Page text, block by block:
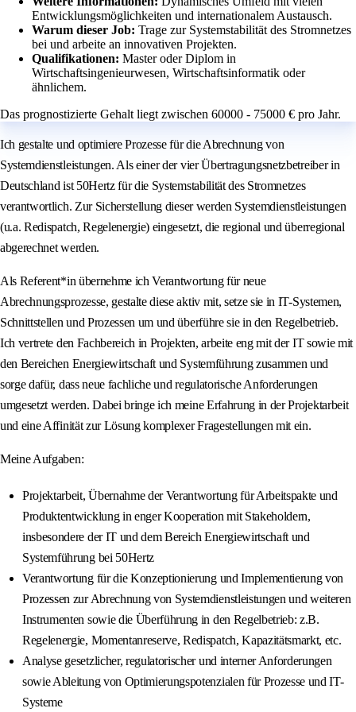
Entwicklungsmöglichkeiten und internationalem Austausch.
Warum dieser Job: Trage zur Systemstabilität des Stromnetzes
bei und arbeite an innovativen Projekten.
Qualifikationen: Master oder Diplom in
Wirtschaftsingenieurwesen, Wirtschaftsinformatik oder
ähnlichem.
Das prognostizierte Gehalt liegt zwischen 60000 - 75000 € pro Jahr.
Ich gestalte und optimiere Prozesse für die Abrechnung von
Systemdienstleistungen. Als einer der vier Übertragungsnetzbetreiber in
Deutschland ist 50Hertz für die Systemstabilität des Stromnetzes
verantwortlich. Zur Sicherstellung dieser werden Systemdienstleistungen
(u.a. Redispatch, Regelenergie) eingesetzt, die regional und überregional
abgerechnet werden.
Als Referent*in übernehme ich Verantwortung für neue
Abrechnungsprozesse, gestalte diese aktiv mit, setze sie in IT-Systemen,
Schnittstellen und Prozessen um und überführe sie in den Regelbetrieb.
Ich vertrete den Fachbereich in Projekten, arbeite eng mit der IT sowie mit
den Bereichen Energiewirtschaft und Systemführung zusammen und
sorge dafür, dass neue fachliche und regulatorische Anforderungen
umgesetzt werden. Dabei bringe ich meine Erfahrung in der Projektarbeit
und eine Affinität zur Lösung komplexer Fragestellungen mit ein.
Meine Aufgaben:
Projektarbeit, Übernahme der Verantwortung für Arbeitspakte und
Produktentwicklung in enger Kooperation mit Stakeholdern,
insbesondere der IT und dem Bereich Energiewirtschaft und
Systemführung bei 50Hertz
Verantwortung für die Konzeptionierung und Implementierung von
Prozessen zur Abrechnung von Systemdienstleistungen und weiteren
Instrumenten sowie die Überführung in den Regelbetrieb: z.B.
Regelenergie, Momentanreserve, Redispatch, Kapazitätsmarkt, etc.
Analyse gesetzlicher, regulatorischer und interner Anforderungen
sowie Ableitung von Optimierungspotenzialen für Prozesse und IT-
Systeme